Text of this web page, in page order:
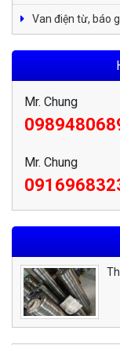
Van điện từ, báo
Mr. Chung
Mr. Chung